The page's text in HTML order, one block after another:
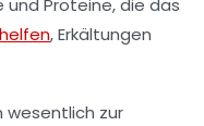
Proteine, die das
helfen, Erkältungen
wesentlich zur